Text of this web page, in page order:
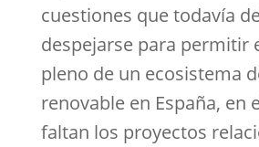
cuestiones que todavía
despejarse para permitir
pleno de un ecosistema
renovable en España, en
faltan los proyectos